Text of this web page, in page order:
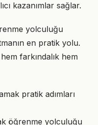
kazanımlar sağlar.
yolculuğu
en pratik yolu.
farkındalık hem
pratik adımları
öğrenme yolculuğu